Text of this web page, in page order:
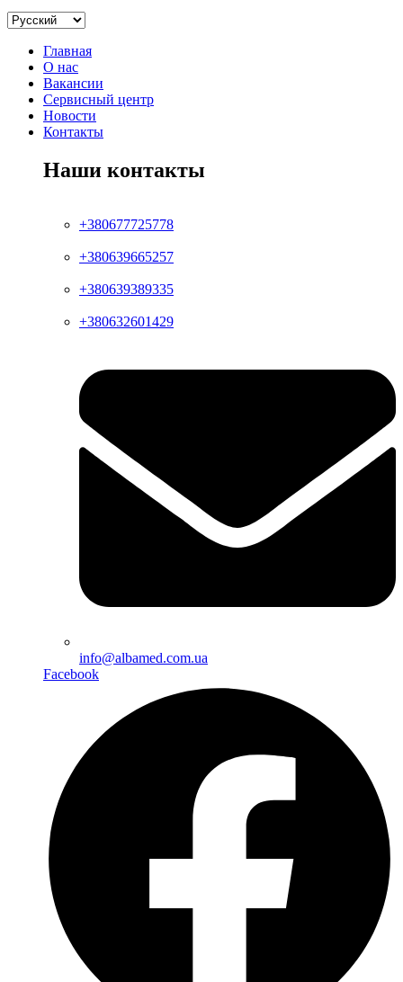
Главная
О нас
Вакансии
Сервисный центр
Новости
Контакты
Наши контакты
+380677725778
+380639665257
+380639389335
+380632601429
info@albamed.com.ua
Facebook